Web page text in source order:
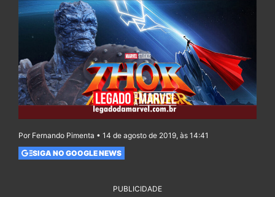
Por Fernando Pimenta • 14 de agosto de 2019, às 14:41
SIGA NO GOOGLE NEWS
PUBLICIDADE